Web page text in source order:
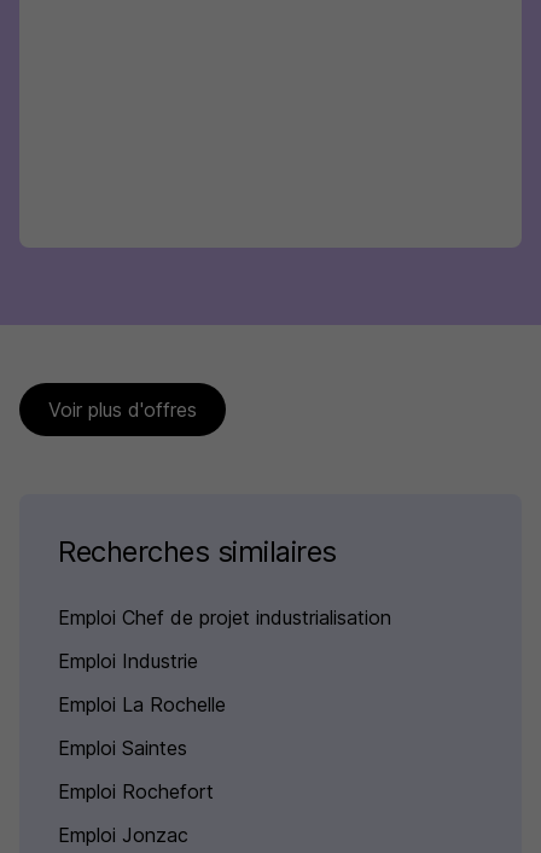
Voir plus d'offres
Recherches similaires
Emploi Chef de projet industrialisation
Emploi Industrie
Emploi La Rochelle
Emploi Saintes
Emploi Rochefort
Emploi Jonzac